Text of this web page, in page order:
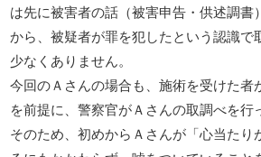
は先に被害者の話（被害申告・供述調書
から、被疑者が罪を犯したという認識で
少なくありません。
今回のＡさんの場合も、施術を受けた者
を前提に、警察官がＡさんの取調べを行
そのため、初めからＡさんが「心当たり